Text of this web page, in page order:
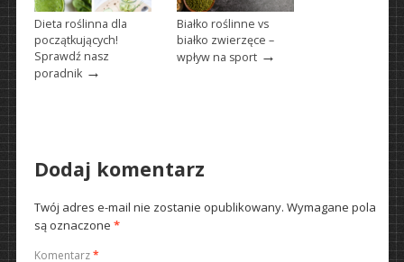
Dieta roślinna dla
początkujących!
Sprawdź nasz
poradnik→
Białko roślinne vs
białko zwierzęce –
wpływ na sport→
Dodaj komentarz
Twój adres e-mail nie zostanie opublikowany. Wymagane pola
są oznaczone *
Komentarz*